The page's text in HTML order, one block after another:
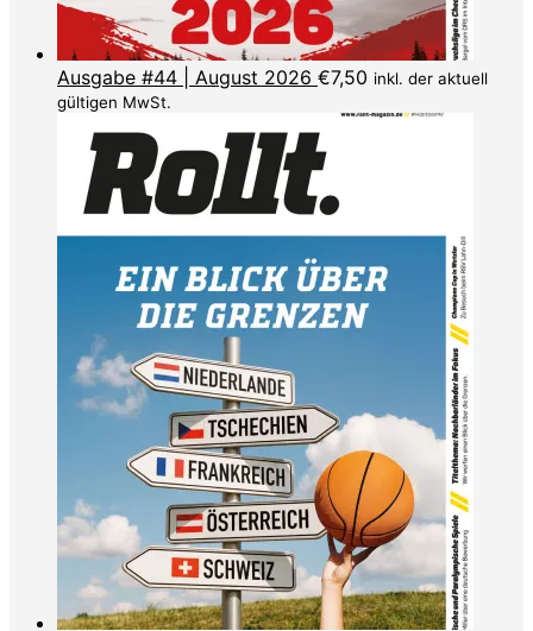
Ausgabe #44 | August 2026 €7,50 inkl. der aktuell
gültigen MwSt.